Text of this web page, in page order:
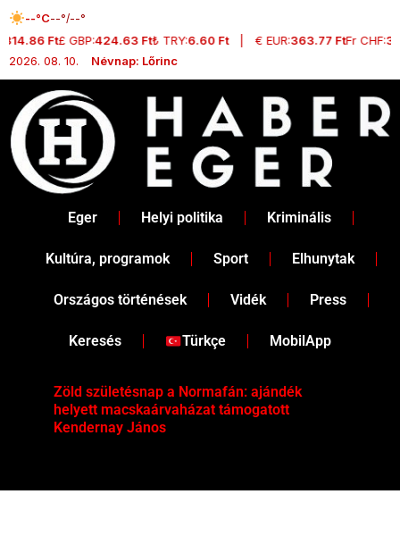
Skip
to
content
--°C--°/--°
314.86 Ft£ GBP:424.63 Ft₺ TRY:6.60 Ft| € EUR:363.77 FtFr CHF:
2026. 08. 10.
Névnap: Lőrinc
Eger Helyi politika Kriminális
Kultúra, programok Sport Elhunytak
Országos történések Vidék Press
Keresés Türkçe MobilApp
Zöld születésnap a Normafán: ajándék
helyett macskaárvaházat támogatott
Kendernay János